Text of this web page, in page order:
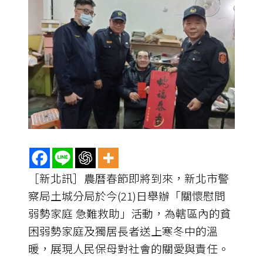
［新北訊］農曆春節即將到來，新北市警
察局土城分局於今(21)日舉辦「關懷慰問
弱勢家庭 急難救助」活動，為轄區內的貧
困弱勢家庭及獨居長者送上寒冬中的溫
暖，展現人民保母對社會的關愛與責任。